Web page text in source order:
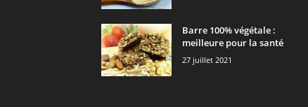
Barre 100% végétale :
meilleure pour la santé
27 juillet 2021